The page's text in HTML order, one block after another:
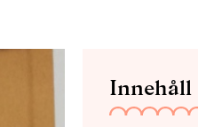
Innehåll